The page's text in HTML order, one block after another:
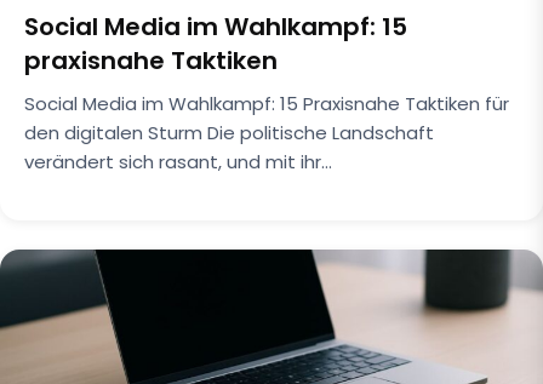
Social Media im Wahlkampf: 15
praxisnahe Taktiken
Social Media im Wahlkampf: 15 Praxisnahe Taktiken für
den digitalen Sturm Die politische Landschaft
verändert sich rasant, und mit ihr…